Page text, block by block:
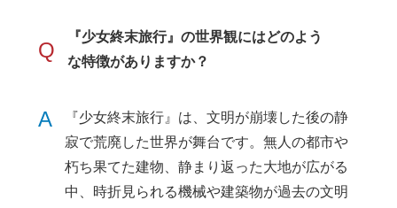
Q
『少女終末旅行』の世界観にはどのよう
な特徴がありますか？
A
『少女終末旅行』は、文明が崩壊した後の静
寂で荒廃した世界が舞台です。無人の都市や
朽ち果てた建物、静まり返った大地が広がる
中、時折見られる機械や建築物が過去の文明